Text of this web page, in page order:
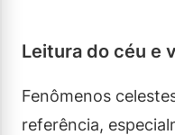
Leitura do céu e
Fenômenos
referência,